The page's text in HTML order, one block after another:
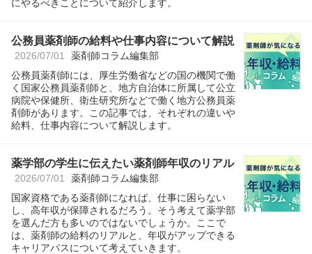
にやるべきことについて紹介します。
公務員薬剤師の給料や仕事内容について解説
2026/07/01 薬剤師コラム編集部
公務員薬剤師には、厚生労働省などの国の機関で働
く国家公務員薬剤師と、地方自治体に所属して公立
病院や保健所、衛生研究所などで働く地方公務員薬
剤師があります。この記事では、それぞれの違いや
給料、仕事内容について解説します。
薬学部の学生に伝えたい薬剤師年収のリアル
2026/07/01 薬剤師コラム編集部
国家資格である薬剤師になれば、仕事に困らない
し、高年収が保障されるだろう。そう考えて薬学部
を選んだ方も多いのではないでしょうか。ここで
は、薬剤師の給料のリアルと、年収がアップできる
キャリアパスについて考えていきます。